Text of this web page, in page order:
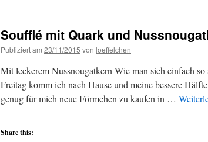
Soufflé mit Quark und
Publiziert am 23/11/2015 von loeffelchen
Mit leckerem Nussnougatkern Wie man sich einfach
Freitag komm ich nach Hause und meine bessere
genug für mich neue Förmchen zu kaufen in …
Share this: